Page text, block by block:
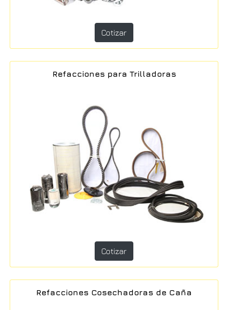
Cotizar
Refacciones para Trilladoras
Cotizar
Refacciones Cosechadoras de Caña